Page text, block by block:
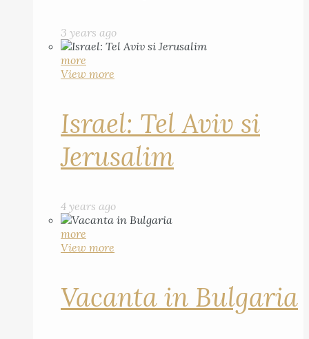
3 years ago
more
View more
Israel: Tel Aviv si
Jerusalim
4 years ago
more
View more
Vacanta in Bulgaria